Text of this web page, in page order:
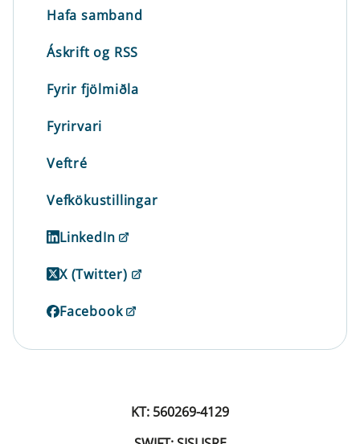
Hafa samband
Áskrift og RSS
Fyrir fjölmiðla
Fyrirvari
Veftré
Vefkökustillingar
LinkedIn
X (Twitter)
Facebook
KT: 560269-4129